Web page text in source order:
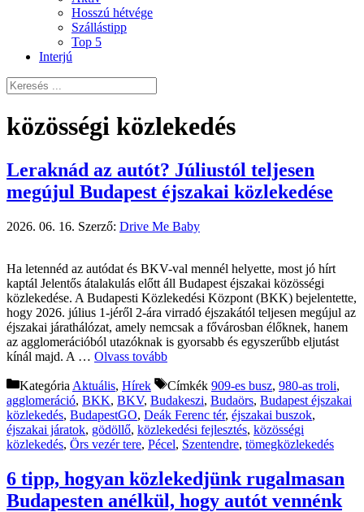
Hosszú hétvége
Szállástipp
Top 5
Interjú
közösségi közlekedés
Leraknád az autót? Júliustól teljesen
megújul Budapest éjszakai közlekedése
2026. 06. 16. Szerző: Drive Me Baby
Ha letennéd az autódat és BKV-val mennél helyette, most jó hírt
kaptál Jelentős átalakulás előtt áll Budapest éjszakai közösségi
közlekedése. A Budapesti Közlekedési Központ (BKK) bejelentette,
hogy 2026. július 1-jéről 2-ára virradó éjszakától teljesen megújul az
éjszakai járathálózat, amely nemcsak a fővárosban élőknek, hanem
az agglomerációból utazóknak is gyorsabb és egyszerűbb eljutást
kínál majd. A … Olvass tovább
Kategória Aktuális, Hírek Címkék 909-es busz, 980-as troli,
agglomeráció, BKK, BKV, Budakeszi, Budaörs, Budapest éjszakai
közlekedés, BudapestGO, Deák Ferenc tér, éjszakai buszok,
éjszakai járatok, gödöllő, közlekedési fejlesztés, közösségi
közlekedés, Örs vezér tere, Pécel, Szentendre, tömegközlekedés
6 tipp, hogyan közlekedjünk rugalmasan
Budapesten anélkül, hogy autót vennénk